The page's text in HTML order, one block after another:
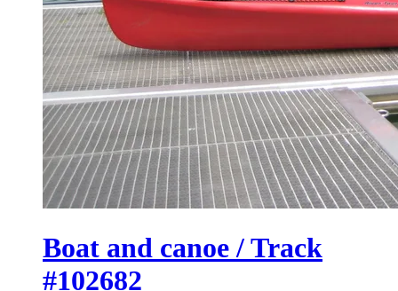
Boat and canoe / Track
#102682